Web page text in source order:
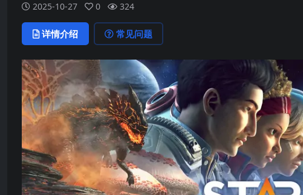
2025-10-27 0 324
详情介绍 常见问题